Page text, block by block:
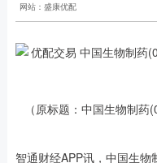
网站：盛康优配
（原标题：中国生物制
智通财经APP讯，中国生